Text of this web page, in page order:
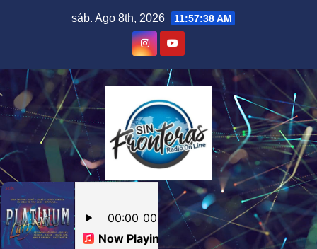
sáb. Ago 8th, 2026 11:57:39 AM